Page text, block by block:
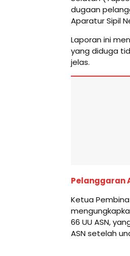
dugaan
Aparatur Sipil
Laporan ini
yang diduga
jelas.
Pelanggaran
Ketua
66 UU ASN,
ASN setelah